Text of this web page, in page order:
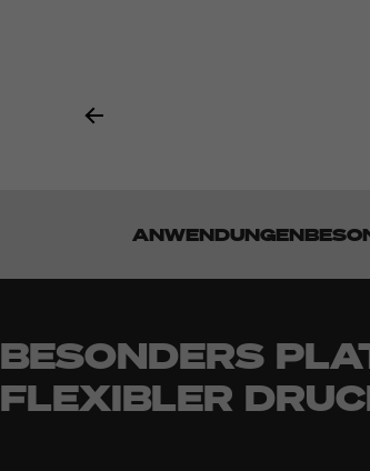
ANWENDUNGEN
BESONDERS
FLEXIBLER